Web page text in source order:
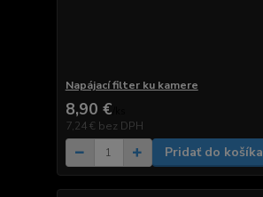
Napájací filter ku kamere
8,90 €
7,24 € bez DPH
Pridať do košíka